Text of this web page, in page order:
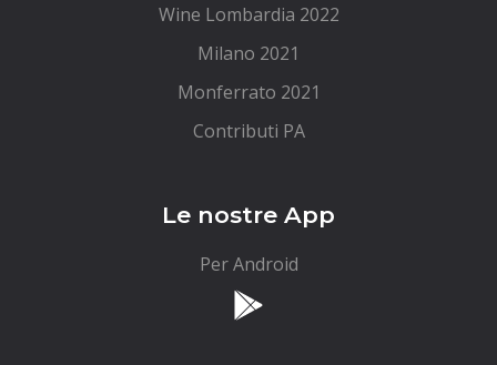
Wine Lombardia 2022
Milano 2021
Monferrato 2021
Contributi PA
Le nostre App
Per Android